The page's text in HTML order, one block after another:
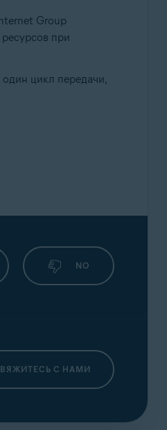
Group
при
цикл передачи,
NO
С НАМИ